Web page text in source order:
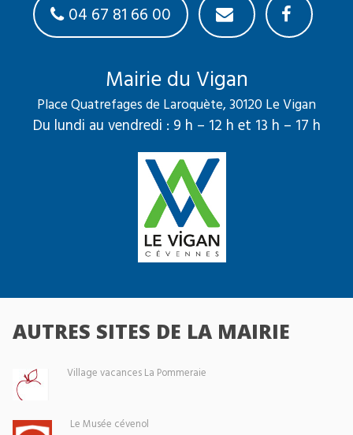
04 67 81 66 00
Mairie du Vigan
Place Quatrefages de Laroquète, 30120 Le Vigan
Du lundi au vendredi : 9 h – 12 h et 13 h – 17 h
AUTRES SITES DE LA MAIRIE
Village vacances La Pommeraie
Le Musée cévenol